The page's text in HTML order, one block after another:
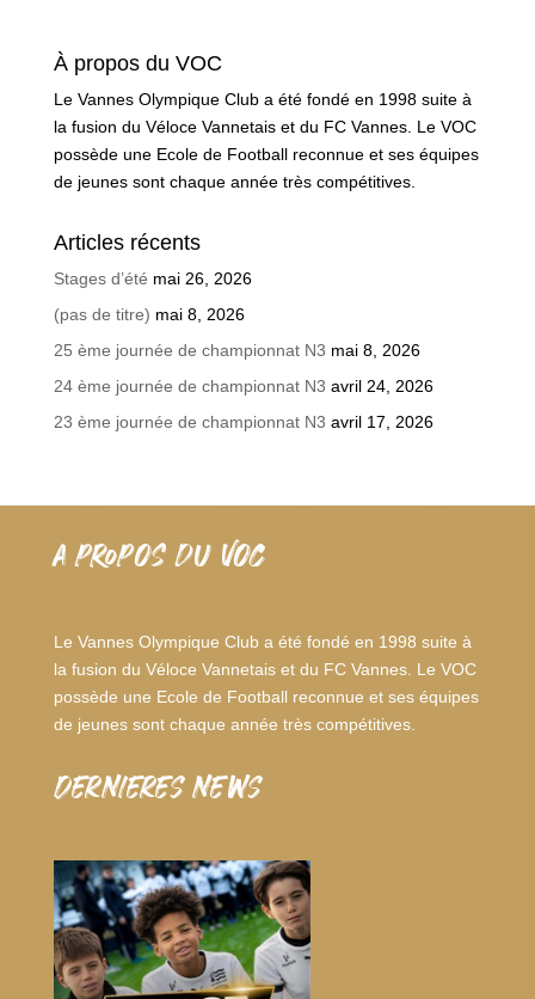
À propos du VOC
Le Vannes Olympique Club a été fondé en 1998 suite à
la fusion du Véloce Vannetais et du FC Vannes. Le VOC
possède une Ecole de Football reconnue et ses équipes
de jeunes sont chaque année très compétitives.
Articles récents
Stages d’été mai 26, 2026
(pas de titre) mai 8, 2026
25 ème journée de championnat N3 mai 8, 2026
24 ème journée de championnat N3 avril 24, 2026
23 ème journée de championnat N3 avril 17, 2026
A PROPOS DU VOC
Le Vannes Olympique Club a été fondé en 1998 suite à
la fusion du Véloce Vannetais et du FC Vannes. Le VOC
possède une Ecole de Football reconnue et ses équipes
de jeunes sont chaque année très compétitives.
dernieres news